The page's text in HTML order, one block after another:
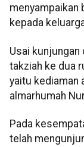
menyampaikan
kepada
Usai kunjungan
takziah ke dua
yaitu kediaman
almarhumah
Pada
telah